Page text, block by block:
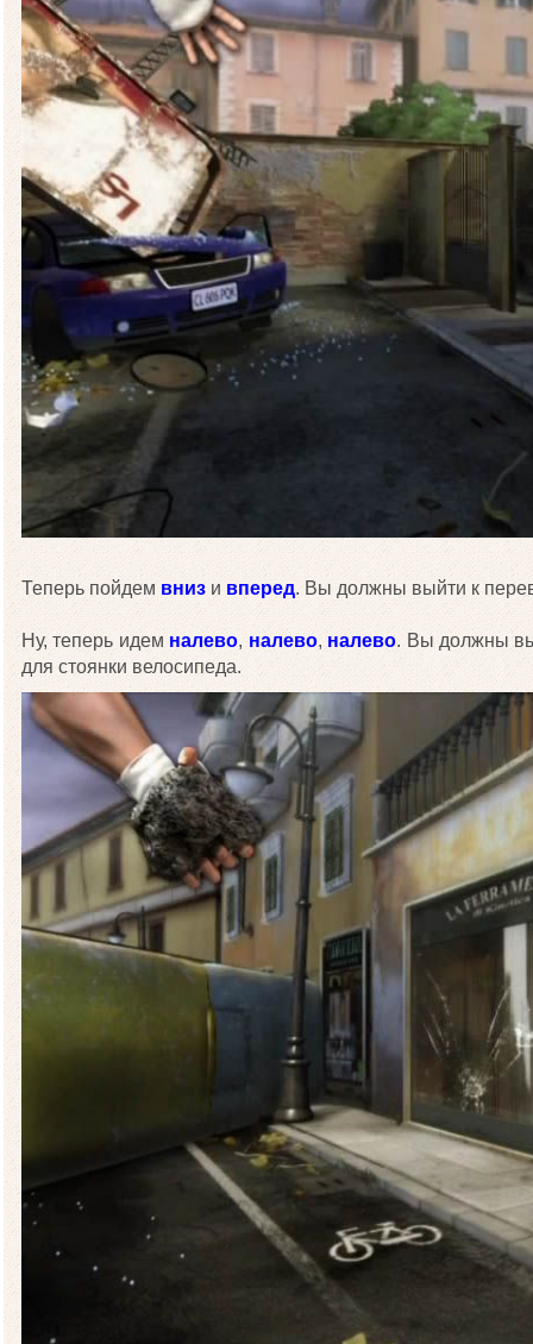
Теперь пойдем вниз и вперед. Вы должны выйти к
Ну, теперь идем налево, налево, налево. Вы должны
для стоянки велосипеда.